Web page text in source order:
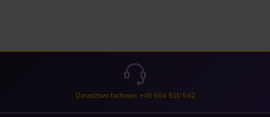
Doradztwo fachowe: +48 664 910 542